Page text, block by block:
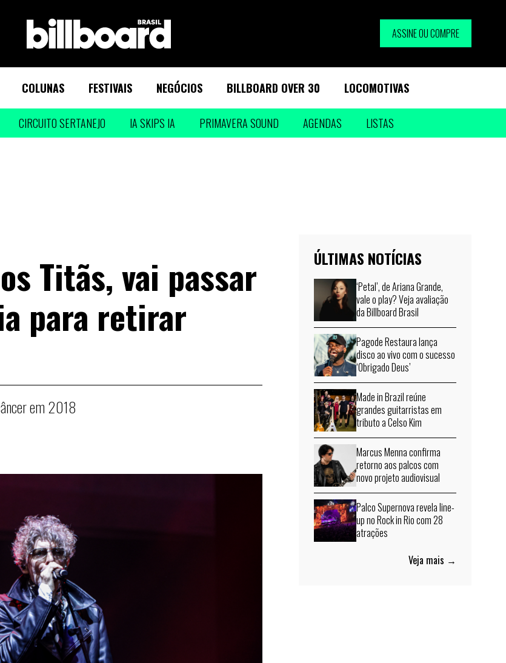
ASSINE OU COMPRE
COLUNAS FESTIVAIS NEGÓCIOS BILLBOARD OVER 30 LOCOMOTIVAS
CIRCUITO SERTANEJO IA SKIPS IA PRIMAVERA SOUND AGENDAS LISTAS
Titãs, vai passar
para retirar
em 2018
ÚLTIMAS NOTÍCIAS
‘Petal’, de Ariana Grande,
vale o play? Veja avaliação
da Billboard Brasil
Pagode Restaura lança
disco ao vivo com o sucesso
‘Obrigado Deus’
Made in Brazil reúne
grandes guitarristas em
tributo a Celso Kim
Marcus Menna confirma
retorno aos palcos com
novo projeto audiovisual
Palco Supernova revela line-
up no Rock in Rio com 28
atrações
Veja mais →